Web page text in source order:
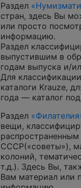
Раздел
стран, здесь Вы
или просто
информацию.
Раздел
выпустившим в
годам выпуска и/
Для
каталоги Krauze,
года — каталог
Раздел
вещи,
СССР(«советы»),
колоний,
т.д.). Здесь Вы,
Вам материал или